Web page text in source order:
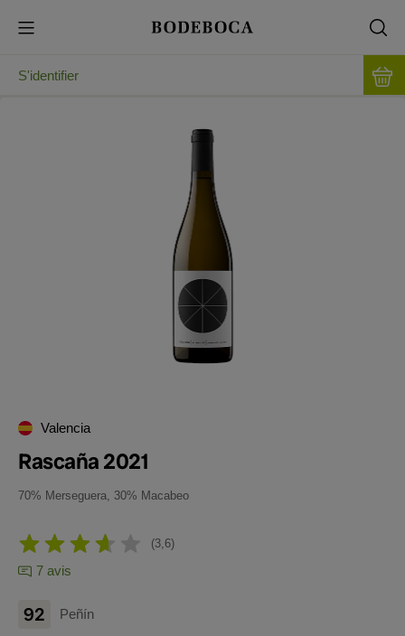
S'identifier
Valencia
Rascaña 2021
70% Merseguera, 30% Macabeo
3,6
7 avis
92 Peñín